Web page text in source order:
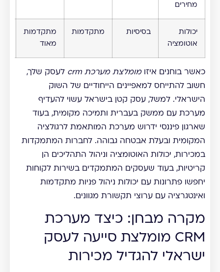
מחירים
יכולות
אוטומציה
בסיסיות מתקדמות
מתקדמות
מאוד
כאשר בוחנים איזומומלצת מערכת crm
לעסק שלך,
חשוב להתייחס למאפיינים הייחודיים של השוק
הישראלי. למשל, עסק קטן בישראל עשוי להעדיף
מערכת עם ממשק בעברית ותמיכה מקומית, בעוד
שארגון פיננסי ידרוש מערכת המותאמת לרגולציה
המקומית ובעלת אבטחה גבוהה. לחברות המתמקדות
במכירות, יכולות האוטומציה וניהול התהליכים הן
קריטיות, בעוד שעסקים המתמקדים בשירות לקוחות
יחפשו פתרונות עם יכולות ניהול פניות מתקדמות
ואינטגרציה עם ערוצי תקשורת מגוונים.
מקרה מבחן: כיצד מערכת
CRM מומלצת סייעה לעסק
ישראלי להגדיל מכירות